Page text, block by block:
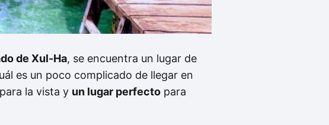
de Xul-Ha, se encuentra un lugar de
es un poco complicado de llegar en
la vista y un lugar perfecto para